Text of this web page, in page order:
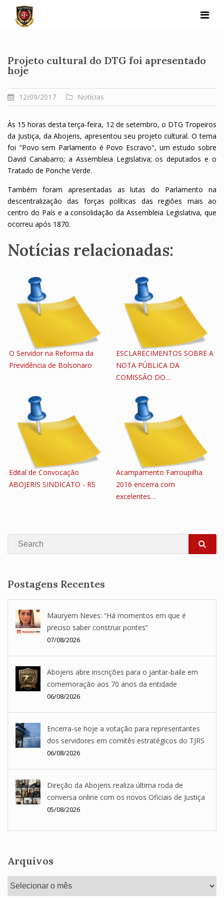
content
Projeto cultural do DTG foi apresentado
hoje
12/09/2017 Notícias
Às 15 horas desta terça-feira, 12 de setembro, o DTG Tropeiros
da Justiça, da Abojeris, apresentou seu projeto cultural. O tema
foi "Povo sem Parlamento é Povo Escravo", um estudo sobre
David Canabarro; a Assembleia Legislativa; os deputados e o
Tratado de Ponche Verde.
Também foram apresentadas as lutas do Parlamento na
descentralização das forças políticas das regiões mais ao
centro do País e a consolidação da Assembleia Legislativa, que
ocorreu após 1870.
Notícias relacionadas:
O Servidor na Reforma da
Previdência de Bolsonaro
ESCLARECIMENTOS SOBRE A
NOTA PÚBLICA DA
COMISSÃO DO…
Edital de Convocação
ABOJERIS SINDICATO - RS
Acampamento Farroupilha
2016 encerra com
excelentes…
Search
Postagens Recentes
Mauryem Neves: “Há momentos em que é
preciso saber construir pontes”
07/08/2026
Abojeris abre inscrições para o jantar-baile em
comemoração aos 70 anos da entidade
06/08/2026
Encerra-se hoje a votação para representantes
dos servidores em comitês estratégicos do TJRS
06/08/2026
Direção da Abojeris realiza última roda de
conversa online com os novos Oficiais de Justiça
05/08/2026
Arquivos
Arquivos